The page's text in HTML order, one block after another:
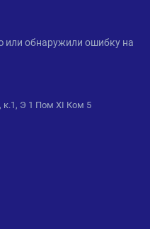
или обнаружили ошибку на
к.1, Э 1 Пом XI Ком 5